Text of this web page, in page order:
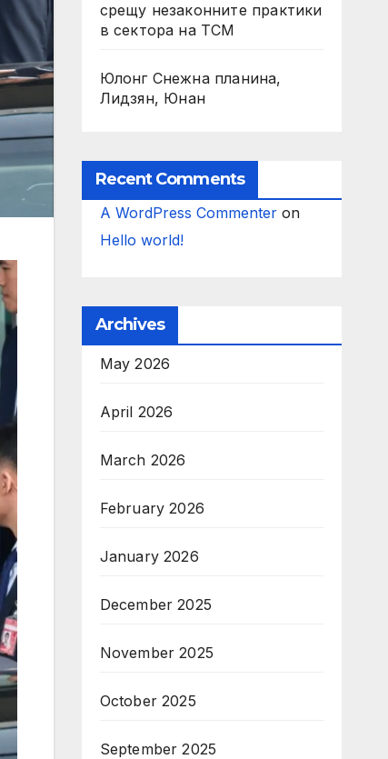
срещу незаконните практики
в сектора на TCM
Юлонг Снежна планина,
Лидзян, Юнан
Recent Comments
A WordPress Commenteron
Hello world!
Archives
May 2026
April 2026
March 2026
February 2026
January 2026
December 2025
November 2025
October 2025
September 2025